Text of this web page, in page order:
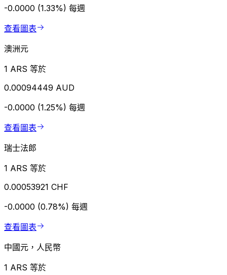
-0.0000 (1.33%) 每週
查看圖表
澳洲元
1 ARS 等於
0.00094449 AUD
-0.0000 (1.25%) 每週
查看圖表
瑞士法郎
1 ARS 等於
0.00053921 CHF
-0.0000 (0.78%) 每週
查看圖表
中國元，人民幣
1 ARS 等於